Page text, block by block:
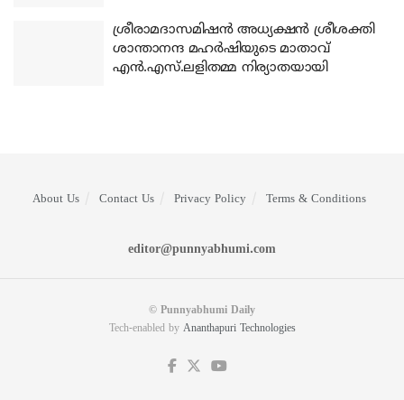
ശ്രീരാമദാസമിഷന്‍ അധ്യക്ഷന്‍ ശ്രീശക്തി
ശാന്താനന്ദ മഹര്‍ഷിയുടെ മാതാവ്
എന്‍.എസ്.ലളിതമ്മ നിര്യാതയായി
About Us Contact Us Privacy Policy Terms & Conditions
editor@punnyabhumi.com
© Punnyabhumi Daily
Tech-enabled by Ananthapuri Technologies